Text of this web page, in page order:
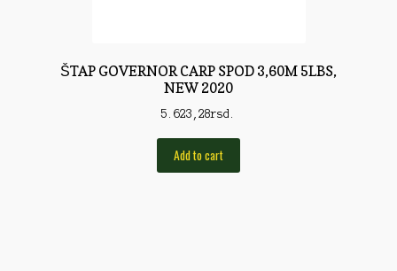
ŠTAP GOVERNOR CARP SPOD 3,60M 5LBS,
NEW 2020
5.623,28rsd.
Add to cart